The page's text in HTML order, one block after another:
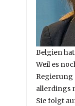
Belgien
Weil es
Regierung
allerdings
Sie folgt